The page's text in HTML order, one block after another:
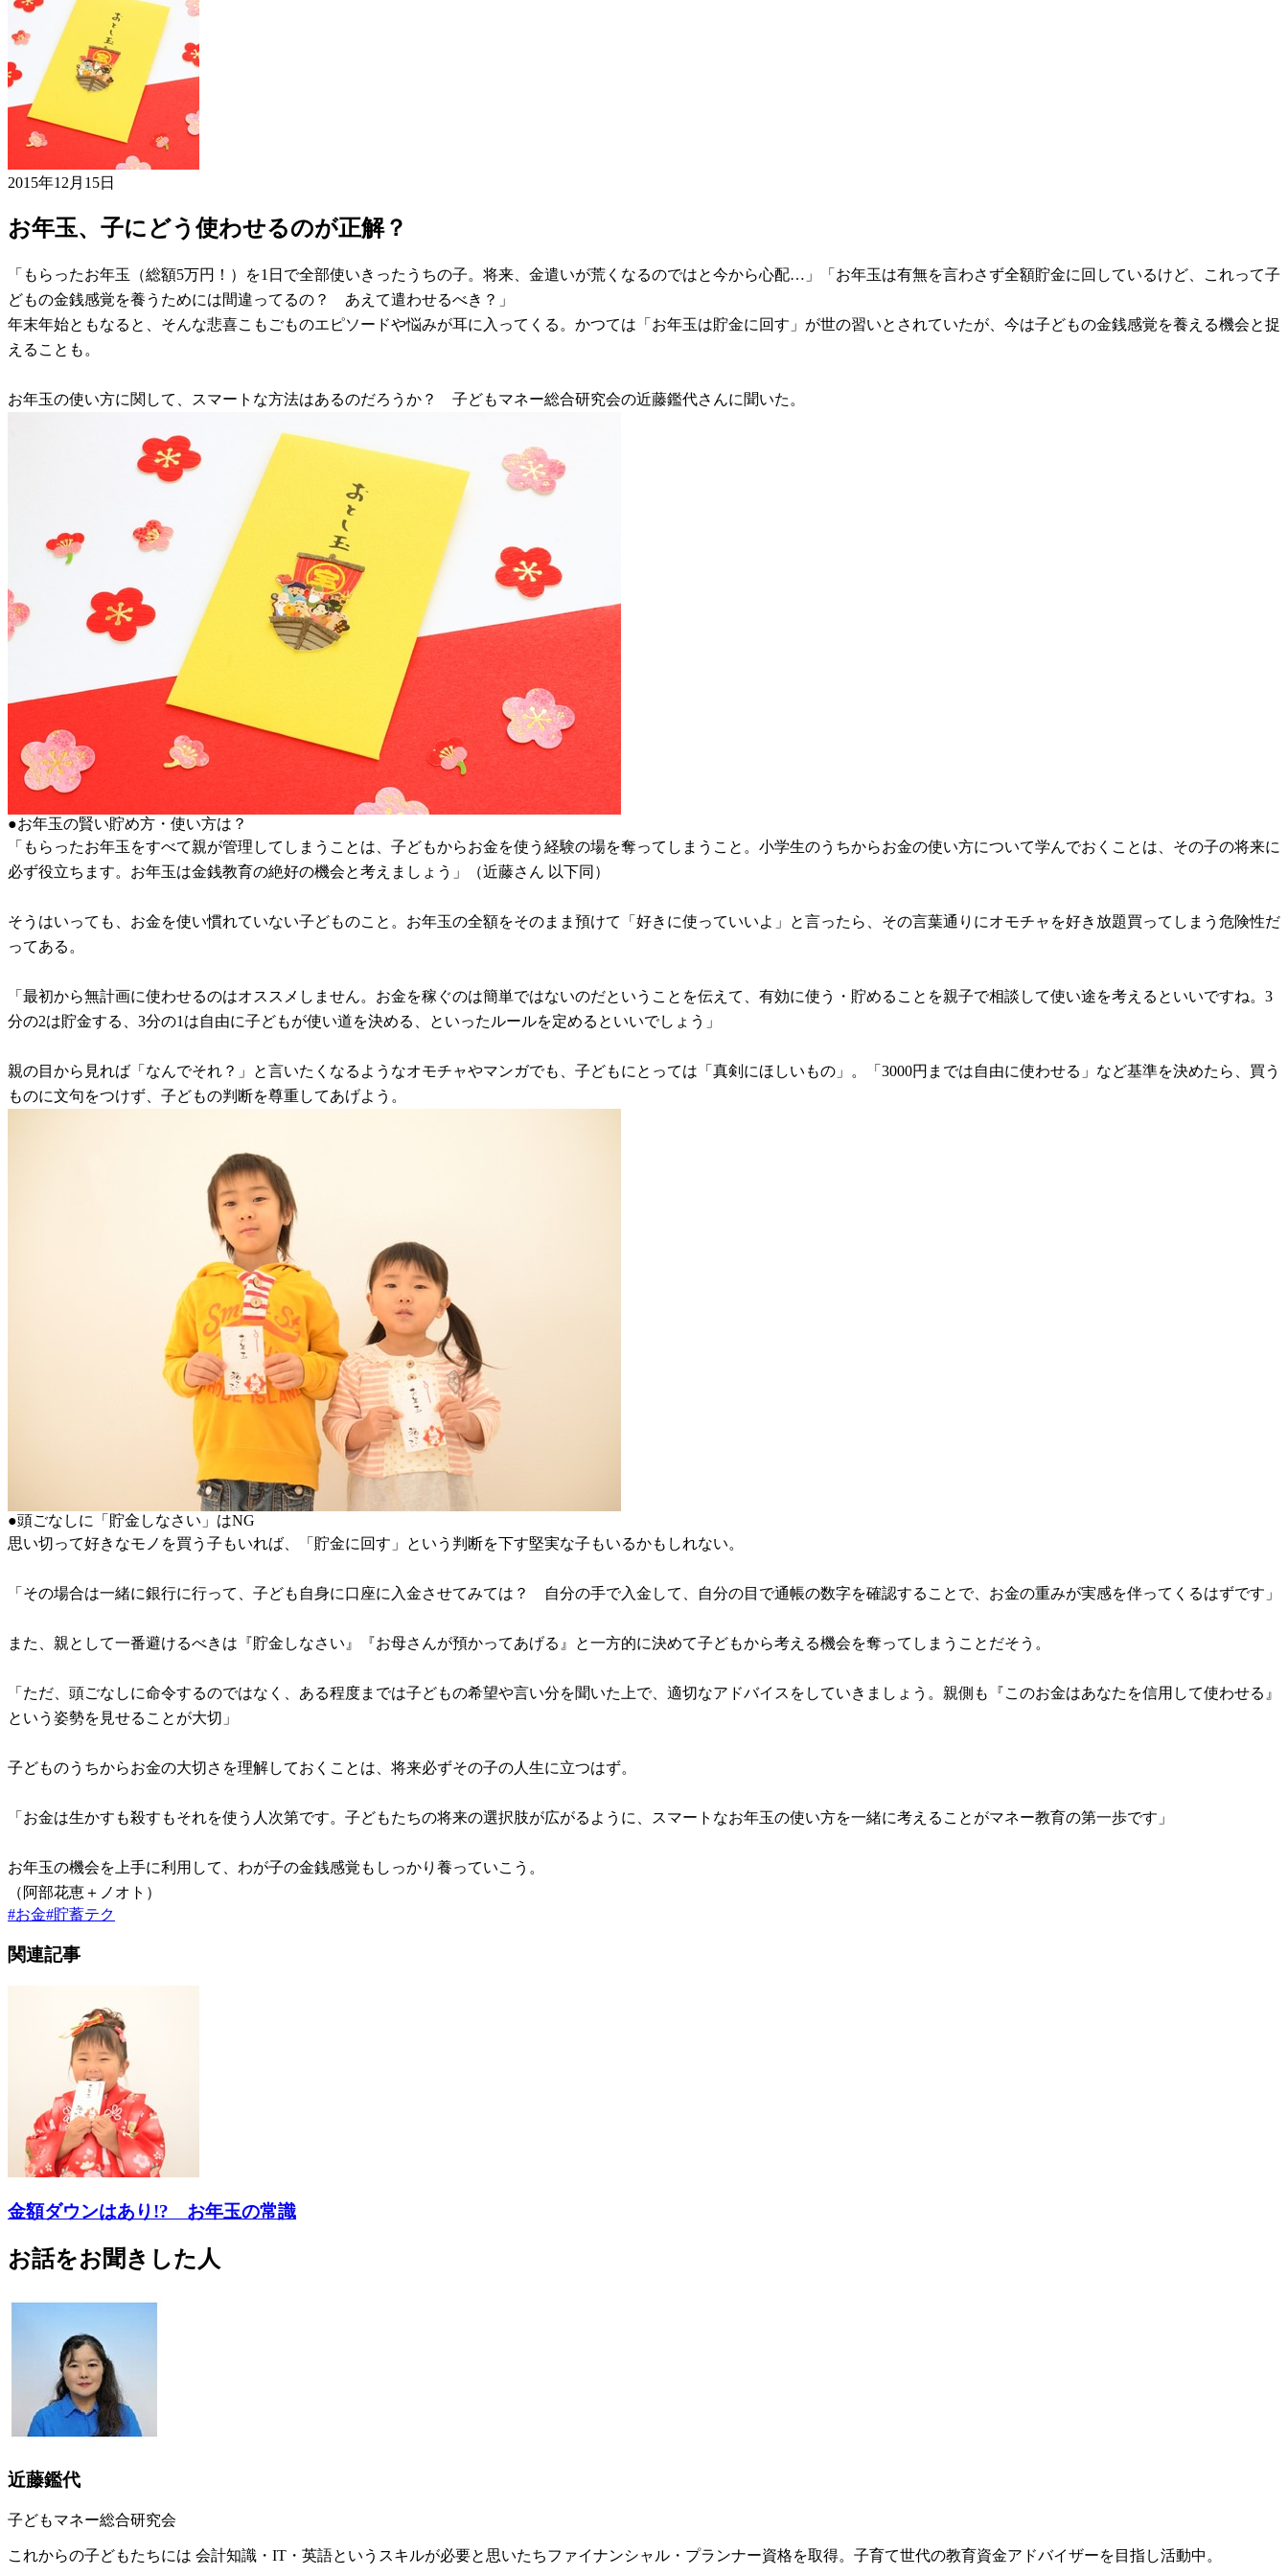
2015年12月15日
お年玉、子にどう使わせるのが正解？
「もらったお年玉（総額5万円！）を1日で全部使いきったうちの子。将来、金遣いが荒くなるのではと今から心配…」「お年玉は有無を言わさず全額貯金に回しているけど、これって子
どもの金銭感覚を養うためには間違ってるの？ あえて遣わせるべき？」
年末年始ともなると、そんな悲喜こもごものエピソードや悩みが耳に入ってくる。かつては「お年玉は貯金に回す」が世の習いとされていたが、今は子どもの金銭感覚を養える機会と捉
えることも。
お年玉の使い方に関して、スマートな方法はあるのだろうか？ 子どもマネー総合研究会の近藤鑑代さんに聞いた。
●お年玉の賢い貯め方・使い方は？
「もらったお年玉をすべて親が管理してしまうことは、子どもからお金を使う経験の場を奪ってしまうこと。小学生のうちからお金の使い方について学んでおくことは、その子の将来に
必ず役立ちます。お年玉は金銭教育の絶好の機会と考えましょう」（近藤さん 以下同）
そうはいっても、お金を使い慣れていない子どものこと。お年玉の全額をそのまま預けて「好きに使っていいよ」と言ったら、その言葉通りにオモチャを好き放題買ってしまう危険性だ
ってある。
「最初から無計画に使わせるのはオススメしません。お金を稼ぐのは簡単ではないのだということを伝えて、有効に使う・貯めることを親子で相談して使い途を考えるといいですね。3
分の2は貯金する、3分の1は自由に子どもが使い道を決める、といったルールを定めるといいでしょう」
親の目から見れば「なんでそれ？」と言いたくなるようなオモチャやマンガでも、子どもにとっては「真剣にほしいもの」。「3000円までは自由に使わせる」など基準を決めたら、買う
ものに文句をつけず、子どもの判断を尊重してあげよう。
●頭ごなしに「貯金しなさい」はNG
思い切って好きなモノを買う子もいれば、「貯金に回す」という判断を下す堅実な子もいるかもしれない。
「その場合は一緒に銀行に行って、子ども自身に口座に入金させてみては？ 自分の手で入金して、自分の目で通帳の数字を確認することで、お金の重みが実感を伴ってくるはずです」
また、親として一番避けるべきは『貯金しなさい』『お母さんが預かってあげる』と一方的に決めて子どもから考える機会を奪ってしまうことだそう。
「ただ、頭ごなしに命令するのではなく、ある程度までは子どもの希望や言い分を聞いた上で、適切なアドバイスをしていきましょう。親側も『このお金はあなたを信用して使わせる』
という姿勢を見せることが大切」
子どものうちからお金の大切さを理解しておくことは、将来必ずその子の人生に立つはず。
「お金は生かすも殺すもそれを使う人次第です。子どもたちの将来の選択肢が広がるように、スマートなお年玉の使い方を一緒に考えることがマネー教育の第一歩です」
お年玉の機会を上手に利用して、わが子の金銭感覚もしっかり養っていこう。
（阿部花恵＋ノオト）
#お金#貯蓄テク
関連記事
金額ダウンはあり!? お年玉の常識
お話をお聞きした人
近藤鑑代
子どもマネー総合研究会
これからの子どもたちには 会計知識・IT・英語というスキルが必要と思いたちファイナンシャル・プランナー資格を取得。子育て世代の教育資金アドバイザーを目指し活動中。